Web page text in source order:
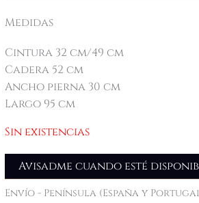
Medidas
Cintura 32 cm/49 cm
Cadera 52 cm
Ancho pierna 30 cm
Largo 95 cm
Sin existencias
Avisadme cuando esté
Envío - Península (España y